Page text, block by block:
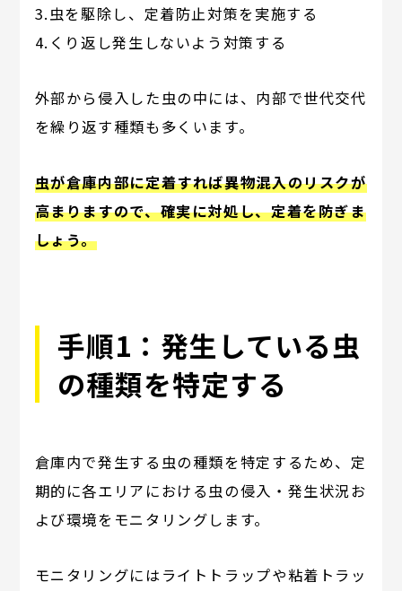
3.虫を駆除し、定着防止対策を実施する
4.くり返し発生しないよう対策する
外部から侵入した虫の中には、内部で世代交代
を繰り返す種類も多くいます。
虫が倉庫内部に定着すれば異物混入のリスクが
高まりますので、確実に対処し、定着を防ぎま
しょう。
手順1：発生している虫
の種類を特定する
倉庫内で発生する虫の種類を特定するため、定
期的に各エリアにおける虫の侵入・発生状況お
よび環境をモニタリングします。
モニタリングにはライトトラップや粘着トラッ